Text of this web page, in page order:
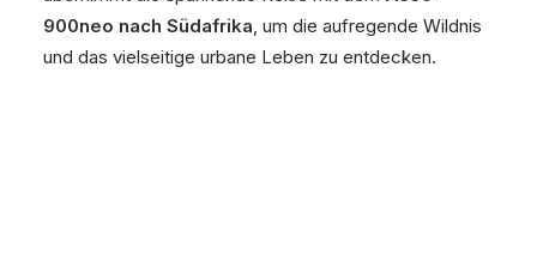
900neo nach Südafrika, um die aufregende Wildnis
und das vielseitige urbane Leben zu entdecken.